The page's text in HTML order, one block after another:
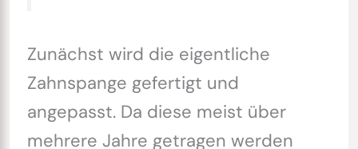
Zunächst wird die eigentliche
Zahnspange gefertigt und
angepasst. Da diese meist über
mehrere Jahre getragen werden